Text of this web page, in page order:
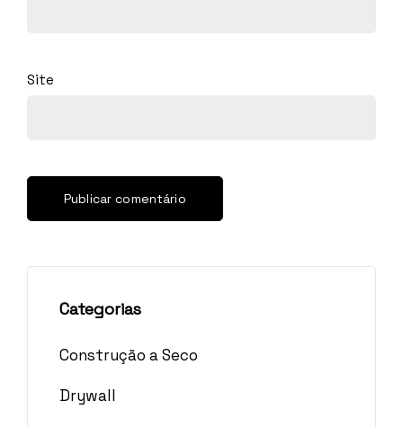
Site
Categorias
Construção a Seco
Drywall